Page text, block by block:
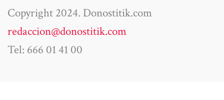
Copyright 2024. Donostitik.com
redaccion@donostitik.com
Tel: 666 01 41 00